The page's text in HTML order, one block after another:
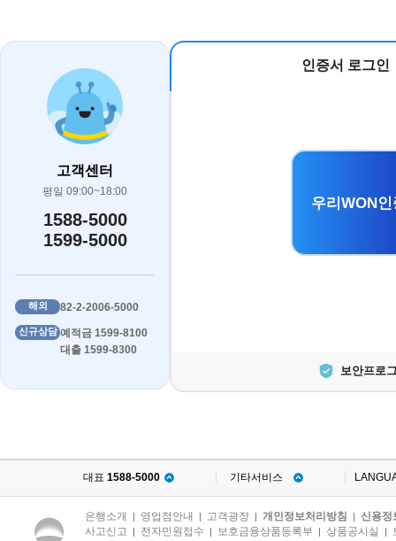
고객센터
평일 09:00~18:00
1588-5000
1599-5000
해외 82-2-2006-5000
신규상담 예적금 1599-8100
대출 1599-8300
인증서 로그인
우리WON
보안프로
대표 1588-5000 기타서비스
은행소개 | 영업점안내 | 고객광장 | 개인정보처리방침 | 신용정
사고신고 | 전자민원접수 | 보호금융상품등록부 | 상품공시실 |